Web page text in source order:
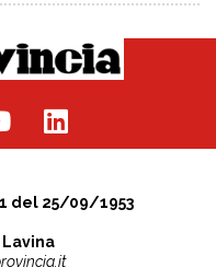
del 25/09/1953
Lavina